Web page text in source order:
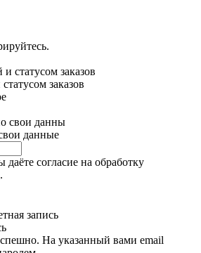
заказов
данные
согласие на обработку
.
запись
На указанный вами email